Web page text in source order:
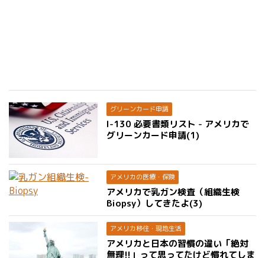
グリーンカード申請
I-130 必要書類リスト - アメリカで
グリーンカード申請(1)
アメリカの医療・保険
アメリカで乳ガン検査（組織生検
Biopsy）してきたよ(3)
アメリカ移住・現地生活
アメリカと日本の習慣の違い「絶対
無理!!」って思ってたけど慣れてしま